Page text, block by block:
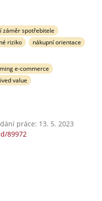
záměr spotřebitele
riziko nákupní orientace
e-commerce
value
práce: 13. 5. 2023
89972